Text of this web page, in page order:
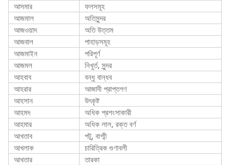
আসমার
ফলসমূহ
আজমাল
অতিসুন্দর
আজওয়াদ
অতি উত্তম
আজবাল
পাহাড়সমূহ
আজমাইন
পরিপূর্ণ
আজমল
নিখুর্ত, সুন্দর
আহবাব
বন্ধু বান্ধব
আহরার
আজাদী প্রাপ্তগণ
আহসান
উৎকৃষ্ট
আহমদ
অধিক প্রশংসাকারী
আহমার
অধিক লাল, রক্ত বর্ণ
আখতাব
পটু, বাগ্মী
আখলাক
চারিত্রিক গুণাবলী
আখতার
তারকা